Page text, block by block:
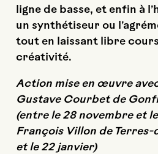
ligne de basse, et enfin à
un synthétiseur ou
tout en laissant libre
créativité.
Action mise en œuvre
Gustave Courbet de
(entre le 28 novembre et
François Villon de Terres-
et le 22 janvier)